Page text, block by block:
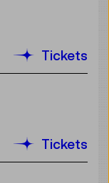
Tickets
Tickets